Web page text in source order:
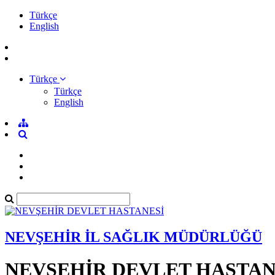
Türkçe
English
Türkçe
Türkçe
English
NEVŞEHİR İL SAĞLIK MÜDÜRLÜĞÜ
NEVŞEHİR DEVLET